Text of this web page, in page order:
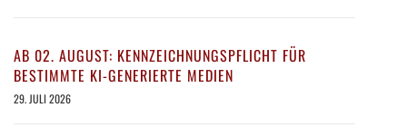
AB 02. AUGUST: KENNZEICHNUNGSPFLICHT FÜR
BESTIMMTE KI-GENERIERTE MEDIEN
29. JULI 2026